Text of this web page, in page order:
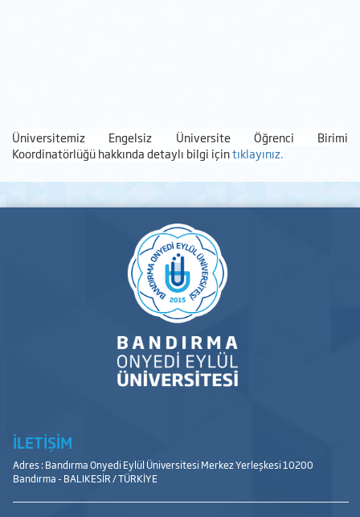
Üniversitemiz Engelsiz Üniversite Öğrenci Birimi
Koordinatörlüğü hakkında detaylı bilgi içintıklayınız.
İLETİŞİM
Adres : Bandırma Onyedi Eylül Üniversitesi Merkez Yerleşkesi 10200
Bandırma - BALIKESİR / TÜRKİYE